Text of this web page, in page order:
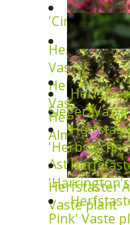
'Cinderella'
Herfstaster
Vaste plant
Herfstaster
Vaste plant
Herfstaster
Alma
Aster
Herfstaster
Vaste plant